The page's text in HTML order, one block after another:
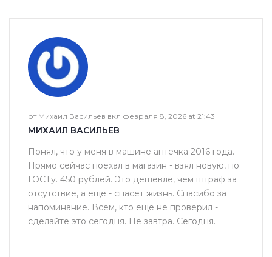
от Михаил Васильев вкл февраля 8, 2026 at 21:43
МИХАИЛ ВАСИЛЬЕВ
Понял, что у меня в машине аптечка 2016 года.
Прямо сейчас поехал в магазин - взял новую, по
ГОСТу. 450 рублей. Это дешевле, чем штраф за
отсутствие, а ещё - спасёт жизнь. Спасибо за
напоминание. Всем, кто ещё не проверил -
сделайте это сегодня. Не завтра. Сегодня.